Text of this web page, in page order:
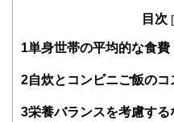
知識がない方でも理
得者を中心に「お金
験者で構成され、企
目次 [
1 単身世帯の平均的な食費
2自炊とコンビニご飯のコ
3栄養バランスを考慮す